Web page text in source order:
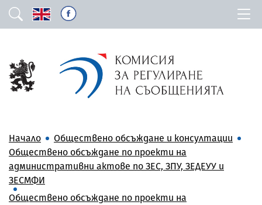
Начало
Обществено обсъждане и консултации
Обществено обсъждане по проекти на
административни актове по ЗЕС, ЗПУ, ЗЕДЕУУ и
ЗЕСМФИ
Обществено обсъждане по проекти на